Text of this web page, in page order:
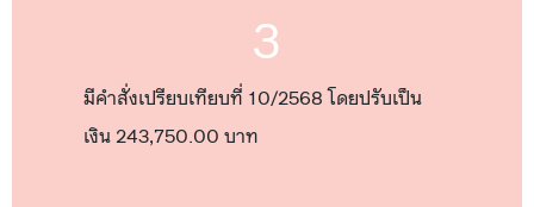
3
มีคำสั่งเปรียบเทียบที่ 10/2568 โดยปรับเป็น
เงิน 243,750.00 บาท